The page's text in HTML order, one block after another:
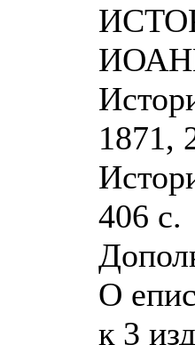
1871,
406 с.
О
к 3